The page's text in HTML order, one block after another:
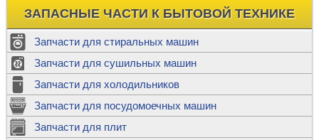
ЗАПАСНЫЕ ЧАСТИ К БЫТОВОЙ ТЕХНИКЕ
Запчасти для стиральных машин
Запчасти для сушильных машин
Запчасти для холодильников
Запчасти для посудомоечных машин
Запчасти для плит